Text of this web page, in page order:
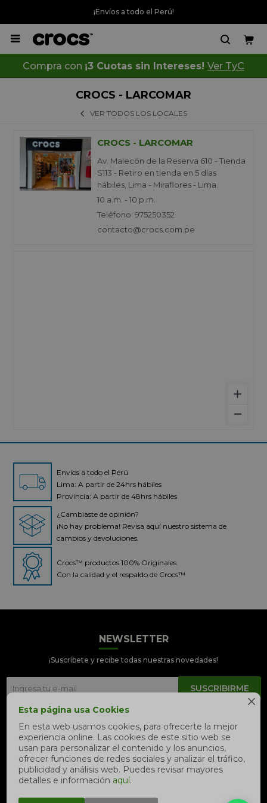

Esta página usa Cookies
En esta web usamos cookies, para ofrecerte la mejor
experiencia online. Las cookies de este sitio web se
usan para personalizar el contenido y los anuncios,
ofrecer funciones de redes sociales y analizar el tráfico,
publicidad y análisis web. Puedes revisar mayores
detalles e información aquí.
Crocs Perú
● En línea
📦 Quiero saber sobre mi pedido
📍 Seguimiento de mi pedido en
tiempo real
¡Envíos a todo el Perú!

Compra con ¡3 Cuotas sin Intereses! Ver TyC
CROCS - LARCOMAR
VER TODOS LOS LOCALES
CROCS - LARCOMAR
Av. Malecón de la Reserva 610 - Tienda
S113 - Retiro en tienda en 5 días
hábiles, Lima - Miraflores - Lima.
10 a.m. - 10 p.m.
Teléfono: 975250352
contacto@crocs.com.pe
Envíos a todo el Perú
Lima: A partir de 24hrs hábiles
Provincia: A partir de 48hrs hábiles
¿Cambiaste de opinión?
¡No hay problema! Revisa aquí nuestro sistema de
cambios y devoluciones.
Crocs™ productos 100% Originales.
Con la calidad y el respaldo de Crocs™
NEWSLETTER
¡Suscríbete y recibe todas nuestras novedades!
SUSCRIBIRME
